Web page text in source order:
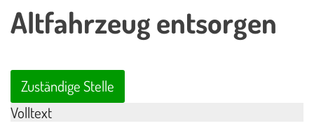
Altfahrzeug entsorgen
Zuständige Stelle
Volltext